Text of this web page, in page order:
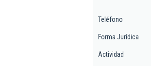
Teléfono
Forma Jurídica
Actividad